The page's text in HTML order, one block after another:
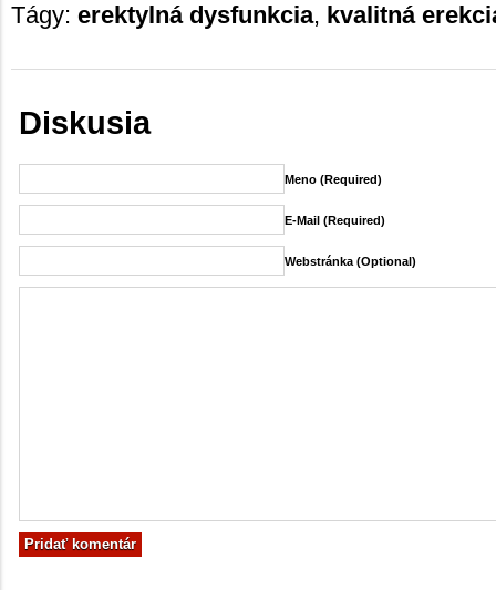
Tágy: erektylná dysfunkcia, kvalitná
Diskusia
Meno (required)
E-Mail (required)
Webstránka (Optional)